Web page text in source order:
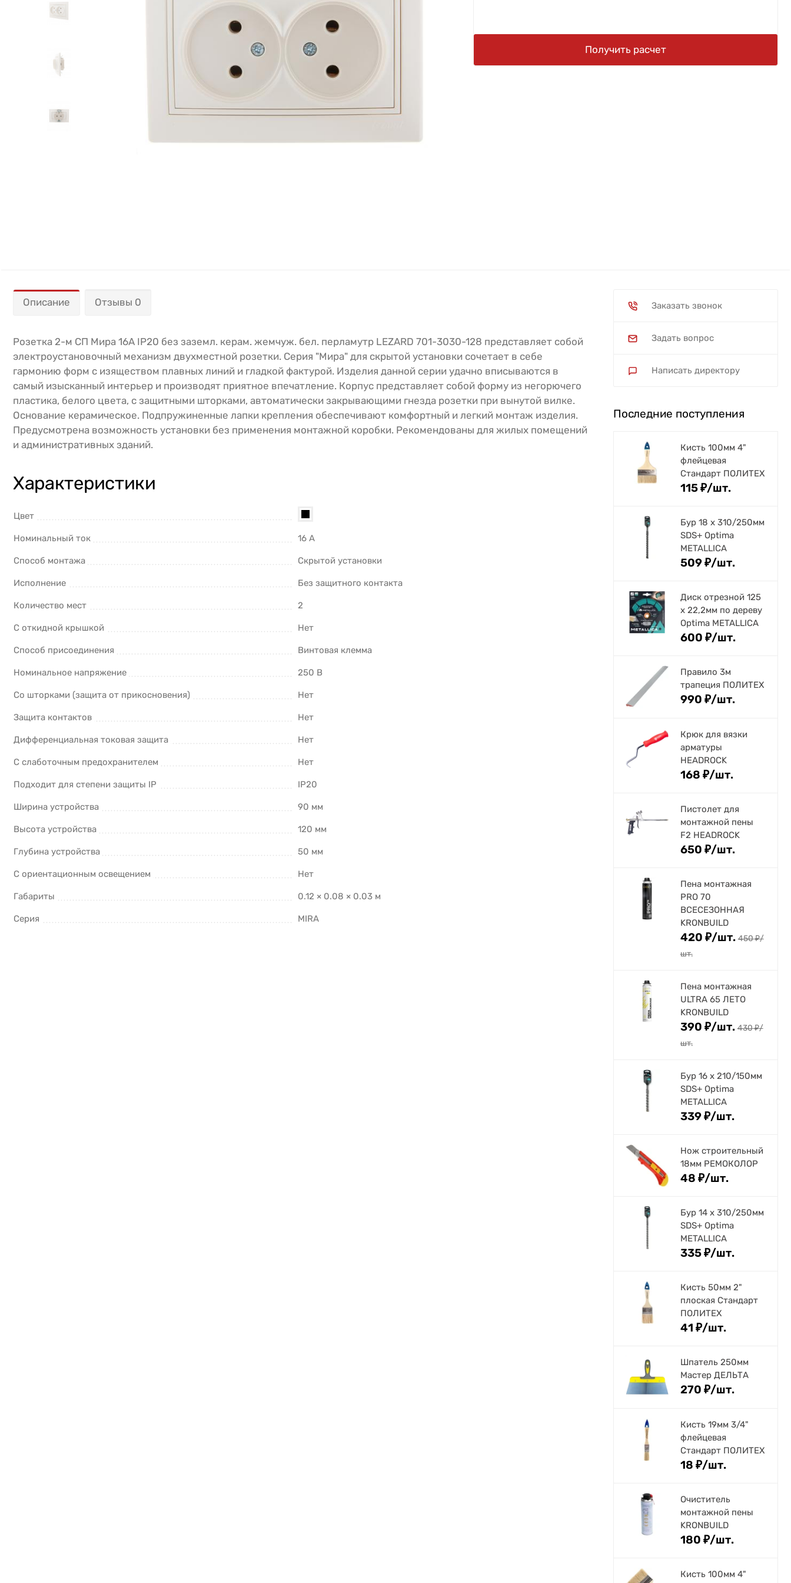
Получить расчет
Описание Отзывы 0
Розетка 2-м СП Мира 16А IP20 без заземл. керам. жемчуж. бел. перламутр LEZARD 701-3030-128 представляет собой
электроустановочный механизм двухместной розетки. Серия "Мира" для скрытой установки сочетает в себе
гармонию форм с изяществом плавных линий и гладкой фактурой. Изделия данной серии удачно вписываются в
самый изысканный интерьер и производят приятное впечатление. Корпус представляет собой форму из негорючего
пластика, белого цвета, с защитными шторками, автоматически закрывающими гнезда розетки при вынутой вилке.
Основание керамическое. Подпружиненные лапки крепления обеспечивают комфортный и легкий монтаж изделия.
Предусмотрена возможность установки без применения монтажной коробки. Рекомендованы для жилых помещений
и административных зданий.
Характеристики
Цвет
Номинальный ток 16 А
Способ монтажа Скрытой установки
Исполнение Без защитного контакта
Количество мест 2
С откидной крышкой Нет
Способ присоединения Винтовая клемма
Номинальное напряжение 250 В
Со шторками (защита от прикосновения) Нет
Защита контактов Нет
Дифференциальная токовая защита Нет
С слаботочным предохранителем Нет
Подходит для степени защиты IP IP20
Ширина устройства 90 мм
Высота устройства 120 мм
Глубина устройства 50 мм
С ориентационным освещением Нет
Габариты 0.12 × 0.08 × 0.03 м
Серия MIRA
Заказать звонок
Задать вопрос
Написать директору
Последние поступления
Кисть 100мм 4"
флейцевая
Стандарт ПОЛИТЕХ
115₽/шт.
Бур 18 х 310/250мм
SDS+ Optima
METALLICA
509₽/шт.
Диск отрезной 125
x 22,2мм по дереву
Optima METALLICA
600 ₽/шт.
Правило 3м
трапеция ПОЛИТЕХ
990 ₽/шт.
Крюк для вязки
арматуры
HEADROCK
168 ₽/шт.
Пистолет для
монтажной пены
F2 HEADROCK
650 ₽/шт.
Пена монтажная
PRO 70
ВСЕСЕЗОННАЯ
KRONBUILD
420 ₽/шт. 450₽/
шт.
Пена монтажная
ULTRA 65 ЛЕТО
KRONBUILD
390 ₽/шт. 430₽/
шт.
Бур 16 х 210/150мм
SDS+ Optima
METALLICA
339₽/шт.
Нож строительный
18мм РЕМОКОЛОР
48 ₽/шт.
Бур 14 х 310/250мм
SDS+ Optima
METALLICA
335₽/шт.
Кисть 50мм 2"
плоская Стандарт
ПОЛИТЕХ
41 ₽/шт.
Шпатель 250мм
Мастер ДЕЛЬТА
270 ₽/шт.
Кисть 19мм 3/4"
флейцевая
Стандарт ПОЛИТЕХ
18 ₽/шт.
Очиститель
монтажной пены
KRONBUILD
180 ₽/шт.
Кисть 100мм 4"